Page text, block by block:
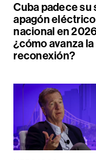
Cuba padece su
apagón eléctrico
nacional en
¿cómo avanza la
reconexión?